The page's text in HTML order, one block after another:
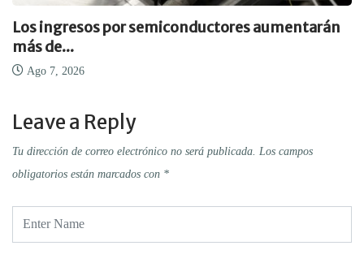
Los ingresos por semiconductores aumentarán
más de...
Ago 7, 2026
Leave a Reply
Tu dirección de correo electrónico no será publicada. Los campos
obligatorios están marcados con *